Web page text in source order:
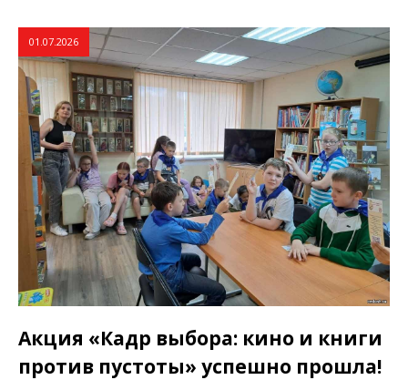
01.07.2026
Акция «Кадр выбора: кино и книги
против пустоты» успешно прошла!